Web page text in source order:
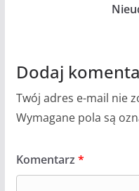
Dodaj
Twój adres e-mail nie
Wymagane pola są
Komentarz *